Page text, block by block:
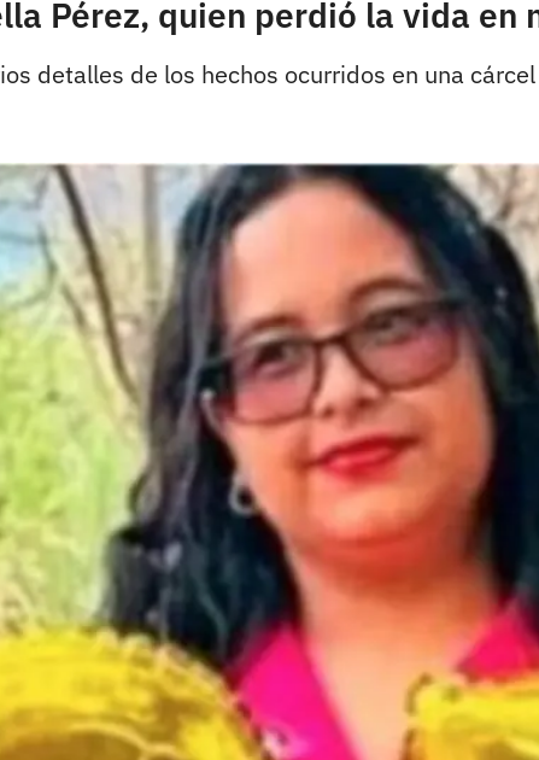
Pérez, quien perdió la vida en
detalles de los hechos ocurridos en una